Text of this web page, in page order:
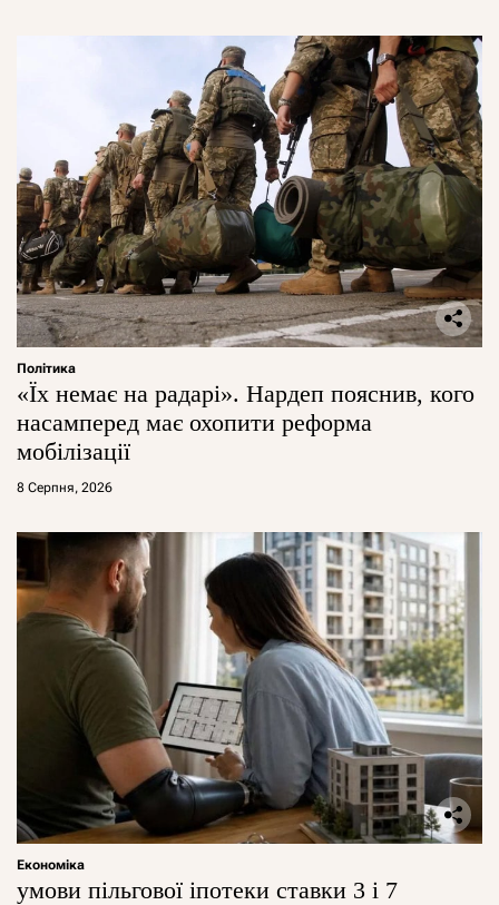
Політика
«Їх немає на радарі». Нардеп пояснив, кого
насамперед має охопити реформа
мобілізації
8 Серпня, 2026
Економіка
умови пільгової іпотеки ставки 3 і 7